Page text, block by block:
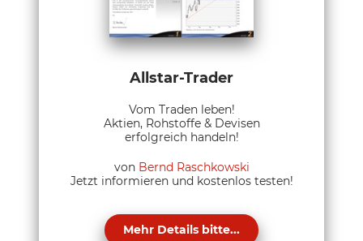
Allstar-Trader
Vom Traden leben!
Aktien, Rohstoffe & Devisen
erfolgreich handeln!
von Bernd Raschkowski
Jetzt informieren und kostenlos testen!
Mehr Details bitte...